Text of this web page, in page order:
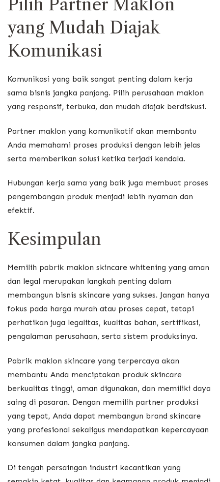
Pilih Partner Maklon
yang Mudah Diajak
Komunikasi
Komunikasi yang baik sangat penting dalam kerja
sama bisnis jangka panjang. Pilih perusahaan maklon
yang responsif, terbuka, dan mudah diajak berdiskusi.
Partner maklon yang komunikatif akan membantu
Anda memahami proses produksi dengan lebih jelas
serta memberikan solusi ketika terjadi kendala.
Hubungan kerja sama yang baik juga membuat proses
pengembangan produk menjadi lebih nyaman dan
efektif.
Kesimpulan
Memilih pabrik maklon skincare whitening yang aman
dan legal merupakan langkah penting dalam
membangun bisnis skincare yang sukses. Jangan hanya
fokus pada harga murah atau proses cepat, tetapi
perhatikan juga legalitas, kualitas bahan, sertifikasi,
pengalaman perusahaan, serta sistem produksinya.
Pabrik maklon skincare yang terpercaya akan
membantu Anda menciptakan produk skincare
berkualitas tinggi, aman digunakan, dan memiliki daya
saing di pasaran. Dengan memilih partner produksi
yang tepat, Anda dapat membangun brand skincare
yang profesional sekaligus mendapatkan kepercayaan
konsumen dalam jangka panjang.
Di tengah persaingan industri kecantikan yang